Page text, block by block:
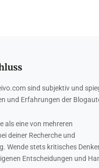
sind subjektiv und
und Erfahrungen der
als eine von mehreren
deiner Recherche und
Wende stets kritisches
Entscheidungen und